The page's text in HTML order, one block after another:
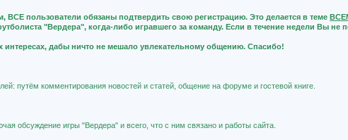
пользователи обязаны подтвердить свою регистрацию. Это делается в теме
"Вердера", когда-либо игравшего за команду. Если в течение недели Вы не
интересах, дабы ничто не мешало увлекательному общению. Спасибо!
путём комментирования новостей и статей, общение на форуме и гостевой книге.
обсуждение игры "Вердера" и всего, что с ним связано и работы сайта.